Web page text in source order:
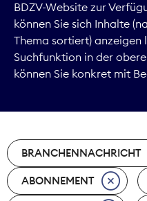
BDZV-Website zur
können Sie sich Inhalte
Thema sortiert) anzeigen
Suchfunktion in der
können Sie konkret mit
BRANCHENNACHRICHT
ABONNEMENT